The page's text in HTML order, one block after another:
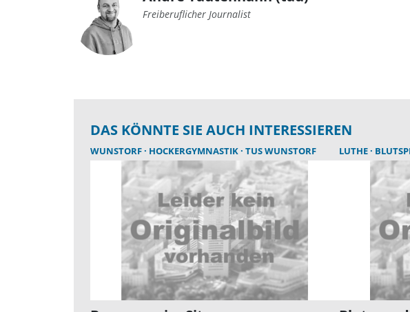
Freiberuflicher Journalist
DAS KÖNNTE SIE AUCH INTERESSIEREN
WUNSTORF HOCKERGYMNASTIK TUS WUNSTORF LUTHE